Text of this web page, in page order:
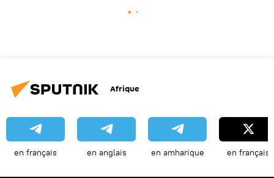
Afrique
en français en anglais en amharique en français